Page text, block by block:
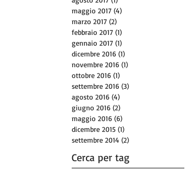
maggio 2017 (4)
marzo 2017 (2)
febbraio 2017 (1)
gennaio 2017 (1)
dicembre 2016 (1)
novembre 2016 (1)
ottobre 2016 (1)
settembre 2016 (3)
agosto 2016 (4)
giugno 2016 (2)
maggio 2016 (6)
dicembre 2015 (1)
settembre 2014 (2)
Cerca per tag